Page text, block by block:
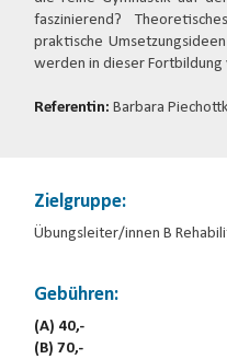
faszinierend?
praktische
werden in dieser
Referentin: Barbara
Zielgruppe:
Übungsleiter/innen B
Gebühren:
(A) 40,-
(B) 70,-